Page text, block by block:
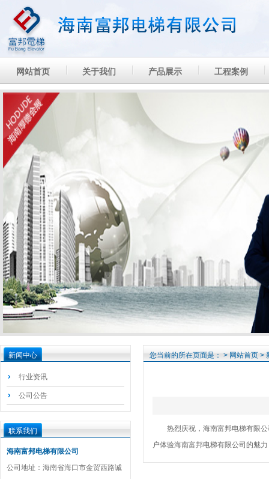
网站首页 关于我们 产品展示 工程案例
新闻中心
行业资讯
公司公告
联系我们
海南富邦电梯有限公司
公司地址：海南省海口市金贸西路诚
您当前的所在页面是： > 网站首页 >
热烈庆祝， 海南富邦电梯有限
户体验海南富邦电梯有限公司 的魅